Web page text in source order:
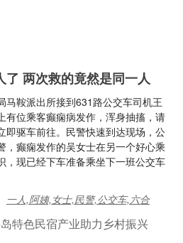
了 两次救的竟然是同一人
马鞍派出所接到631路公交车司机王
有位乘客癫痫病发作，浑身抽搐，请
即驱车前往。民警快速到达现场，公
，癫痫发作的吴女士在另一个好心乘
，现已经下车准备乘坐下一班公交车
一人,阿姨,女士,民警,公交车,六合